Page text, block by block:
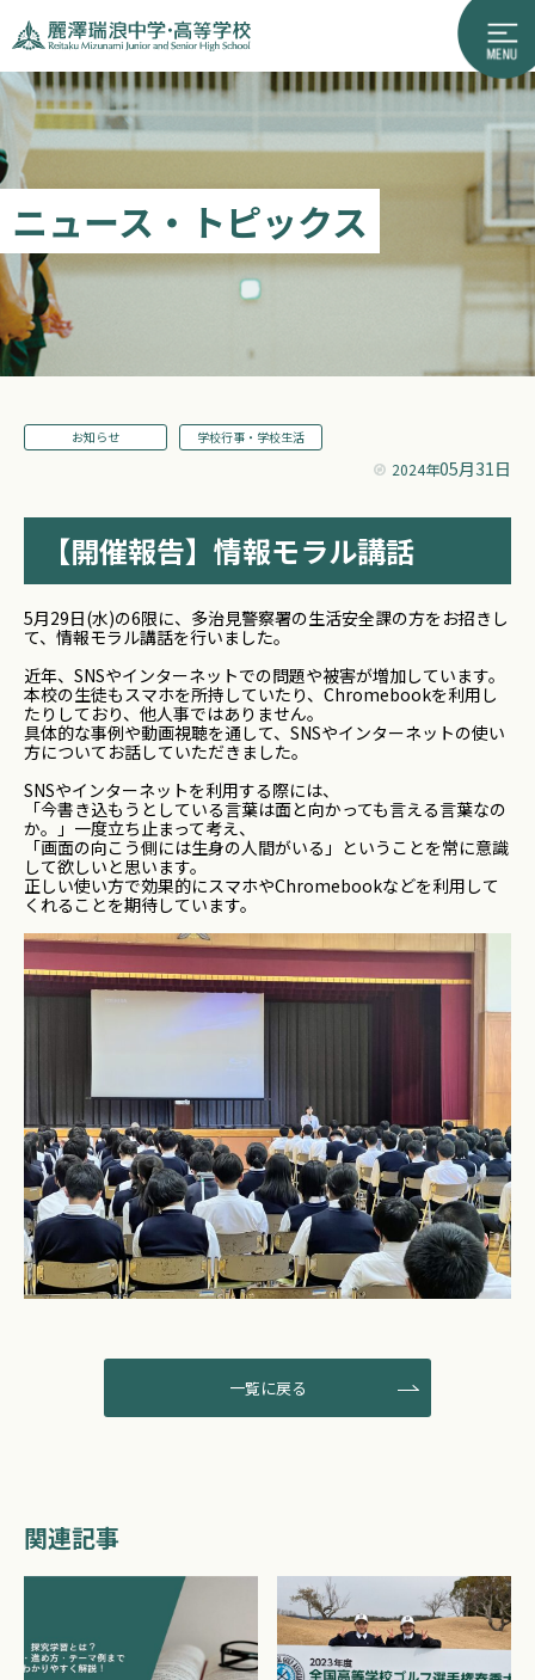
ニュース・トピックス
お知らせ 学校行事・学校生活
2024年05月31日
【開催報告】情報モラル講話
5月29日(水)の6限に、多治見警察署の生活安全課の方をお招きし
て、情報モラル講話を行いました。
近年、SNSやインターネットでの問題や被害が増加しています。
本校の生徒もスマホを所持していたり、Chromebookを利用し
たりしており、他人事ではありません。
具体的な事例や動画視聴を通して、SNSやインターネットの使い
方についてお話していただきました。
SNSやインターネットを利用する際には、
「今書き込もうとしている言葉は面と向かっても言える言葉なの
か。」一度立ち止まって考え、
「画面の向こう側には生身の人間がいる」ということを常に意識
して欲しいと思います。
正しい使い方で効果的にスマホやChromebookなどを利用して
くれることを期待しています。
一覧に戻る
関連記事